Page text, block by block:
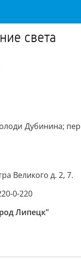
света
Дубинина;
Великого д. 2, 7.
0-220
Липецк"